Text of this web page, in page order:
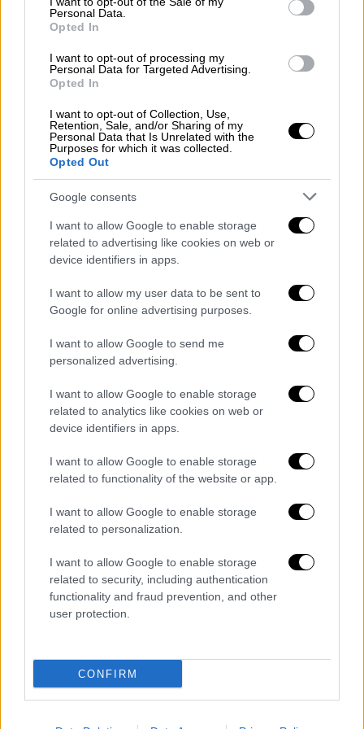
Personal Data.
Opted In
I want to opt-out of processing my
Personal Data for Targeted Advertising.
Opted In
I want to opt-out of Collection, Use,
Retention, Sale, and/or Sharing of my
Personal Data that Is Unrelated with the
Purposes for which it was collected.
Opted Out
Google consents
I want to allow Google to enable storage
related to advertising like cookies on web or
device identifiers in apps.
I want to allow my user data to be sent to
Google for online advertising purposes.
I want to allow Google to send me
personalized advertising.
I want to allow Google to enable storage
related to analytics like cookies on web or
device identifiers in apps.
I want to allow Google to enable storage
related to functionality of the website or app.
I want to allow Google to enable storage
related to personalization.
I want to allow Google to enable storage
related to security, including authentication
functionality and fraud prevention, and other
user protection.
CONFIRM
στην σπηλιά:
προσανατολισμού στο εσωτερικό της
υποθαλάσσιας σπηλιάς. Οι καιρικές
συνθήκες στην περιοχή ήταν ιδιαίτερα
δύσκολες. Όπως εξηγούν έμπειροι δύτες, σε
τέτοιου τύπου καταδύσεις ακόμη και λίγα
δευτερόλεπτα αποπροσανατολισμού μπορεί
να αποδειχθούν μοιραία, ειδικά σε στενά
δεύτεροσενάριο αφορά πιθανό
εγκλωβισμό ενός από τους δύτες σε στενό
πέρασμα ή σχισμή. Σύμφωνα με αυτό το
σενάριο, οι υπόλοιποι ίσως προσπάθησαν να
τον βοηθήσουν, με αποτέλεσμα να
παραμείνουν περισσότερη ώρα κάτω από το
τρίτοσενάριο είναι μια πιθανή
τοξικότητα οξυγόνου ή ναρκωτική επίδραση
των αερίων στις φιάλες κατά τη διάρκεια
της κατάδυσης.
Τα πέντε θύματα
είναι η Μόνικα Μοντεφαλκόνε,ερευνήτρια
του Πανεπιστημίου της Γένοβας και
επικεφαλής της αποστολής.
της, Τζόρτζια Σομμακάλ, ηερευνήτρια
Μιούριελ Οντενίνο, καθώς και οι
Τζιανλούκα Μπενεντέτι και Φεντερίκο